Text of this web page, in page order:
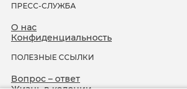
ПРЕСС-СЛУЖБА
О нас
Конфиденциальность
ПОЛЕЗНЫЕ ССЫЛКИ
Вопрос – ответ